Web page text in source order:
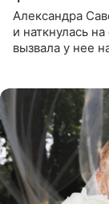
Александра
и наткнулась
вызвала у нее